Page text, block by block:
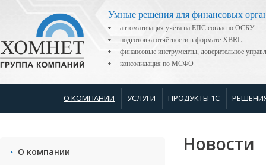
Умные решения для финансовых
автоматизация учёта на ЕПС согласно ОСБУ
подготовка отчётности в формате XBRL
финансовые инструменты, доверительное
консолидация по МСФО
О КОМПАНИИ УСЛУГИ ПРОДУКТЫ 1С
О компании Новости